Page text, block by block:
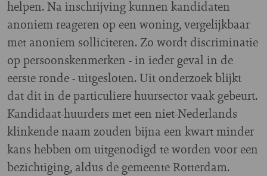
helpen. Na inschrijving kunnen kandidaten
anoniem reageren op een woning, vergelijkbaar
met anoniem solliciteren. Zo wordt discriminatie
op persoonskenmerken - in ieder geval in de
eerste ronde - uitgesloten. Uit onderzoek blijkt
dat dit in de particuliere huursector vaak gebeurt.
Kandidaat-huurders met een niet-Nederlands
klinkende naam zouden bijna een kwart minder
kans hebben om uitgenodigd te worden voor een
bezichtiging, aldus de gemeente Rotterdam.